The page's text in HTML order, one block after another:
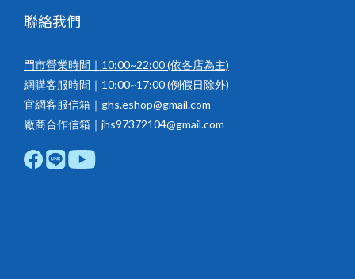
聯絡我們
門市營業時間｜10:00~22:00(依各店為主)
網購客服時間｜10:00~17:00 (例假日除外)
官網客服信箱｜ghs.eshop@gmail.com
廠商合作信箱｜jhs97372104@gmail.com